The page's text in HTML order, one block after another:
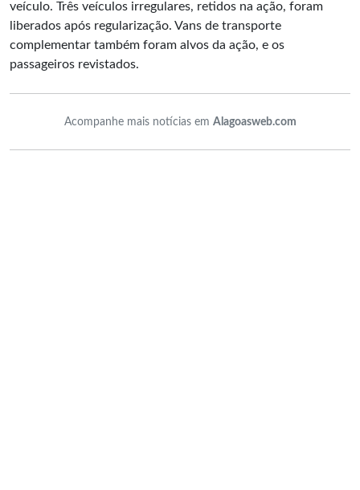
veículo. Três veículos irregulares, retidos na ação, foram
liberados após regularização. Vans de transporte
complementar também foram alvos da ação, e os
passageiros revistados.
Acompanhe mais notícias em Alagoasweb.com